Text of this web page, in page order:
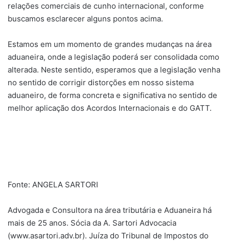
relações comerciais de cunho internacional, conforme
buscamos esclarecer alguns pontos acima.
Estamos em um momento de grandes mudanças na área
aduaneira, onde a legislação poderá ser consolidada como
alterada. Neste sentido, esperamos que a legislação venha
no sentido de corrigir distorções em nosso sistema
aduaneiro, de forma concreta e significativa no sentido de
melhor aplicação dos Acordos Internacionais e do GATT.
Fonte: ANGELA SARTORI
Advogada e Consultora na área tributária e Aduaneira há
mais de 25 anos. Sócia da A. Sartori Advocacia
(www.asartori.adv.br). Juíza do Tribunal de Impostos do